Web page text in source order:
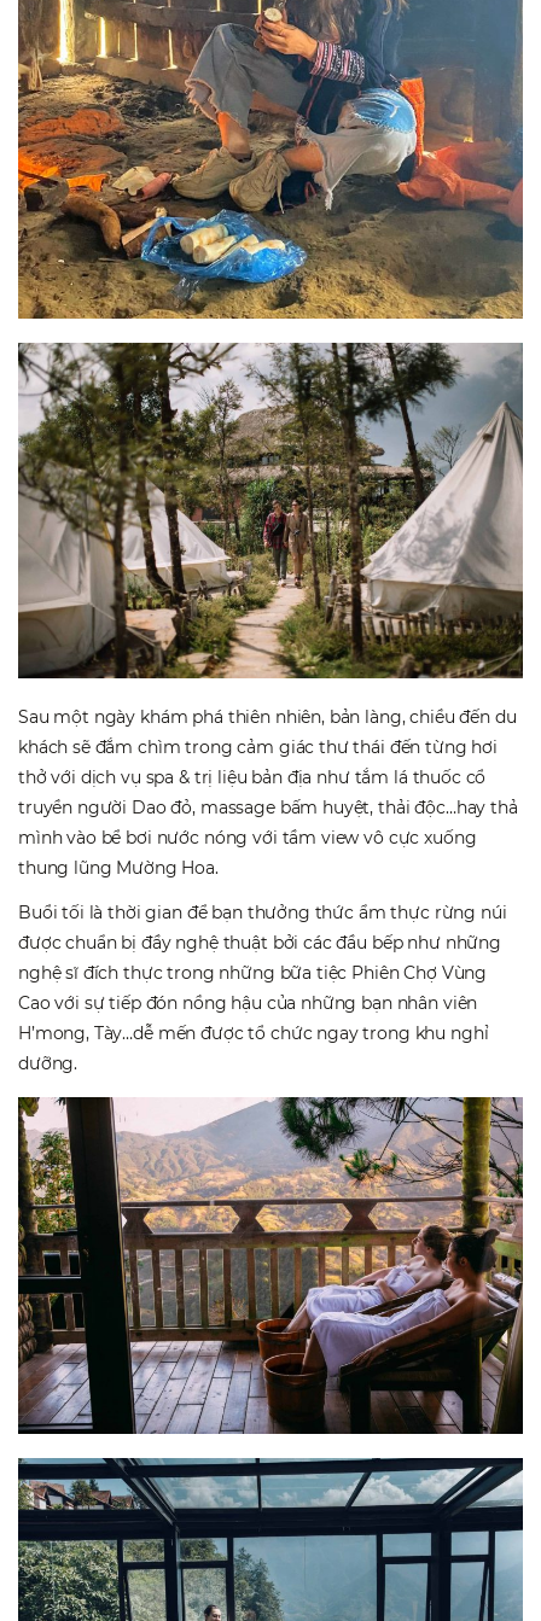
Sau một ngày khám phá thiên nhiên, bản làng, chiều đến du
khách sẽ đắm chìm trong cảm giác thư thái đến từng hơi
thở với dịch vụ spa & trị liệu bản địa như tắm lá thuốc cổ
truyền người Dao đỏ, massage bấm huyệt, thải độc…hay thả
mình vào bể bơi nước nóng với tầm view vô cực xuống
thung lũng Mường Hoa.
Buổi tối là thời gian để bạn thưởng thức ẩm thực rừng núi
được chuẩn bị đầy nghệ thuật bởi các đầu bếp như những
nghệ sĩ đích thực trong những bữa tiệc Phiên Chợ Vùng
Cao với sự tiếp đón nồng hậu của những bạn nhân viên
H’mong, Tày…dễ mến được tổ chức ngay trong khu nghỉ
dưỡng.